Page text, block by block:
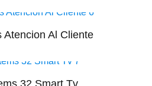
Atencion Al Cliente
32 Smart Tv